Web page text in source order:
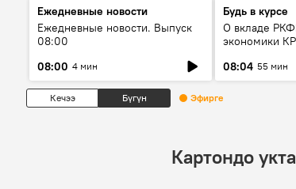
Ежедневные новости
Ежедневные новости. Выпуск
08:00
08:00 4 мин
Будь в курсе
О вкладе
экономики
08:04 55 мин
Кечээ Бүгүн Эфирге
Картондо